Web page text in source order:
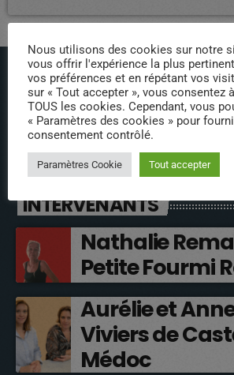
ÉPISODES DE PODCAST
INTERVENANTS
Nathalie
Petite Fourmi
Aurélie et
Viviers de
Médoc
Nous utilisons des cookies sur notre
vous offrir l'expérience la plus
vos préférences et en répétant vos
sur « Tout accepter », vous consentez
TOUS les cookies. Cependant, vous
« Paramètres des cookies » pour
consentement contrôlé.
Paramètres Cookie Tout accepter